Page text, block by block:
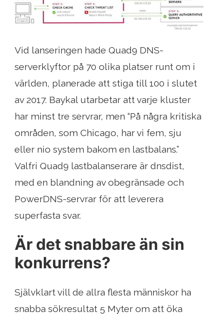
Vid lanseringen hade Quad9 DNS-
serverklyftor på 70 olika platser runt om i
världen, planerade att stiga till 100 i slutet
av 2017. Baykal utarbetar att varje kluster
har minst tre servrar, men “På några kritiska
områden, som Chicago, har vi fem, sju
eller nio system bakom en lastbalans.”
Valfri Quad9 lastbalanserare är dnsdist,
med en blandning av obegränsade och
PowerDNS-servrar för att leverera
superfasta svar.
Är det snabbare än sin
konkurrens?
Självklart vill de allra flesta människor ha
snabba sökresultat 5 Myter om att öka